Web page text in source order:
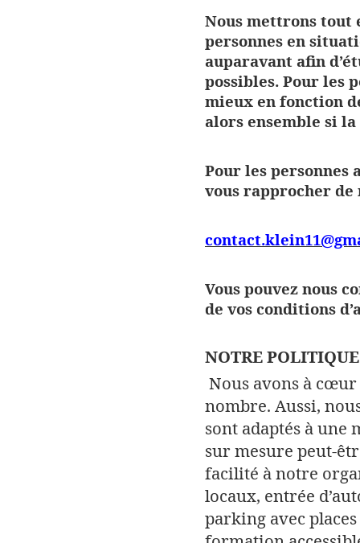
Nous mettrons tout
personnes en
auparavant afin
possibles. Pour les
mieux en fonction
alors ensemble si
Pour les personnes
vous rapprocher de
Vous pouvez nous
de vos conditions
NOTRE
Nous avons à
nombre. Aussi,
sont adaptés à une
sur mesure peut-
facilité à notre
locaux, entrée
parking avec